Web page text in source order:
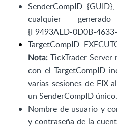
cualquier
{F9493AED-0D0B-
Nota: TickTrader
con el TargetCompID
varias sesiones de FIX
un SenderCompID único.
Nombre de usuario y
y contraseña de la